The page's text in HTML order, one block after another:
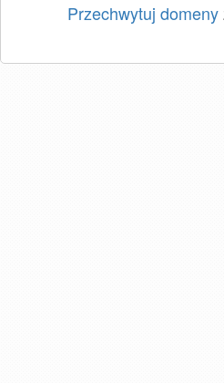
Przechwytuj domeny